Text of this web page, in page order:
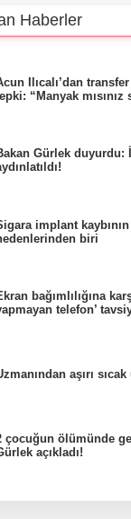
Haberler
Ilıcalı’dan
“Manyak mısınız
Gürlek duyurdu:
implant
biri
bağımlılığına
telefon’
aşırı sıcak
çocuğun ölümünde
açıkladı!